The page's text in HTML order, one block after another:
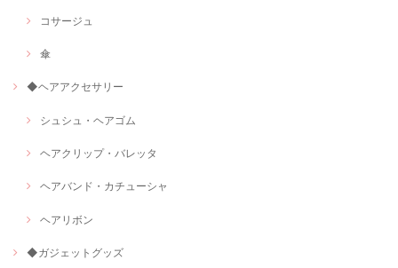
コサージュ
傘
◆ヘアアクセサリー
シュシュ・ヘアゴム
ヘアクリップ・バレッタ
ヘアバンド・カチューシャ
ヘアリボン
◆ガジェットグッズ